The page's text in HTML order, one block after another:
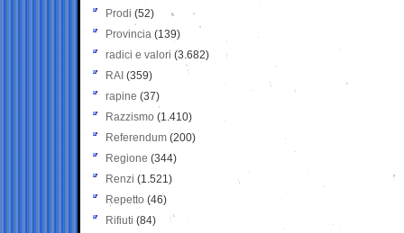
Prodi (52)
Provincia (139)
radici e valori (3.682)
RAI (359)
rapine (37)
Razzismo (1.410)
Referendum (200)
Regione (344)
Renzi (1.521)
Repetto (46)
Rifiuti (84)